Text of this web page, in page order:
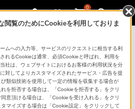
0
利用ガイド
ーストアのご利用方法・サービ
しております。
閲覧のためにCookieを利用しておりま
ムへの入力等、サービスのリクエストに相当する利
れるCookieは通常、必須Cookieと呼ばれ、利用を
社は、ウェブサイトにおけるお客様の利用状況を分
対してよりカスタマイズされたサービス・広告を提
類似技術を使用して一定の情報を収集する場合が
を拒否する場合は、「Cookieを拒否する」をクリ
意頂ける場合は、「Cookieを受け入れる」をクリ
マイズする場合は「Cookie設定」をクリックして